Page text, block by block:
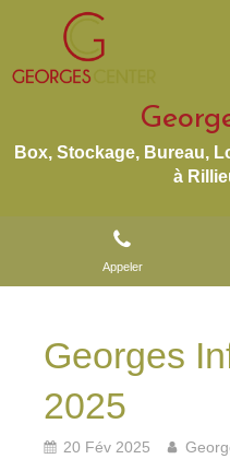
Box, Stockage, Bureau,
à
Appeler
Georges
2025
20 Fév 2025